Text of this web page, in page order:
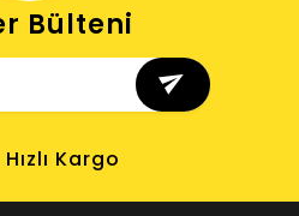
Bülteni
send
Hızlı Kargo